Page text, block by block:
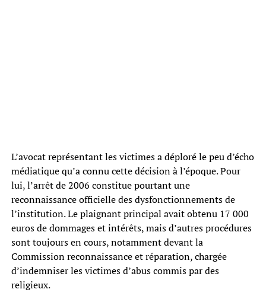
L’avocat représentant les victimes a déploré le peu d’écho
médiatique qu’a connu cette décision à l’époque. Pour
lui, l’arrêt de 2006 constitue pourtant une
reconnaissance officielle des dysfonctionnements de
l’institution. Le plaignant principal avait obtenu 17 000
euros de dommages et intérêts, mais d’autres procédures
sont toujours en cours, notamment devant la
Commission reconnaissance et réparation, chargée
d’indemniser les victimes d’abus commis par des
religieux.